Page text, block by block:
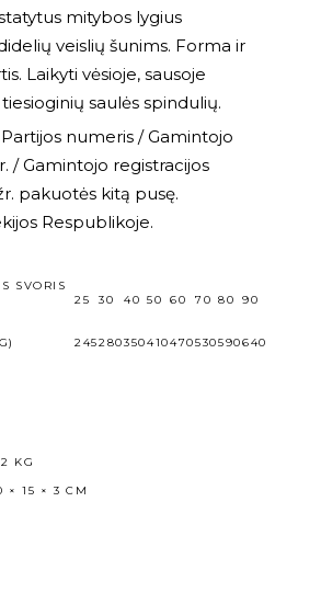
mitybos lygius
veislių šunims. Forma ir
Laikyti vėsioje, sausoje
saulės spindulių.
Partijos numeris / Gamintojo
/ Gamintojo registracijos
pakuotės kitą pusę.
Respublikoje.
SVORIS
25 30 40 50 60 70 80 90
245280350410470530590640
KG
× 15 × 3 CM